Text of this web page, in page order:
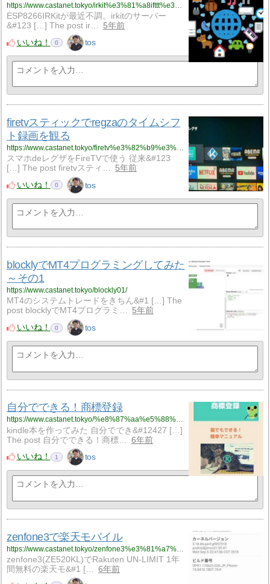
ESP8266IRKitが最近不調。irkitのサーバー
&#123 […] The post ir…
5年前
いいね！
0 tos
firetvスティックでregzaのタイムシフ
ト録画を観る
https://www.castanet.tokyo/firetv%e3%82%b9%e3%83%86%e3%82%a3%e3%83%83%e3%82%af%e3%81%a7regza%e3%81%ae%e3%82%bf%e3%82%a4%e3%83%a0%e3%82%b7%e3%83%95%e3%83%88%e9%8c%b2%e7%94%bb%e3%82%92%e8%a6%b3%e3%82%8b/
スマホdeレグザをFireTVで使う 従来&#123
[…] The post firetvスティ…
5年前
いいね！
0 tos
blocklyでMT4プログラミングしてみた
～その1
https://www.castanet.tokyo/blockly01/
MT4のシステムトレードをきちん&#1 […] The
post blocklyでMT4プログラミ…
5年前
いいね！
0 tos
自分でできる！商標登録
https://www.castanet.tokyo/%e8%87%aa%e5%88%86%e3%81%a7%e3%81%a7%e3%81%8d%e3%82%8b%ef%bc%81%e5%95%86%e6%a8%99%e7%99%bb%e9%8c%b2/
kindle本を作ってみた 自分ででき&#12427 […]
The post 自分でできる！商標…
6年前
いいね！
1 tos
zenfone3で楽天モバイル
zenfone3(ZE520KL)でRakuten UN-LIMIT 1年
間無料の楽天モ&#1 […
6年前